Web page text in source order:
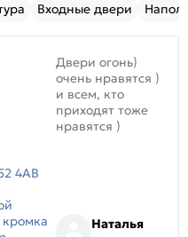
Входные двери
4AB
кромка
Двери огонь)
очень нравятся )
и всем, кто
приходят тоже
нравятся )
Наталья